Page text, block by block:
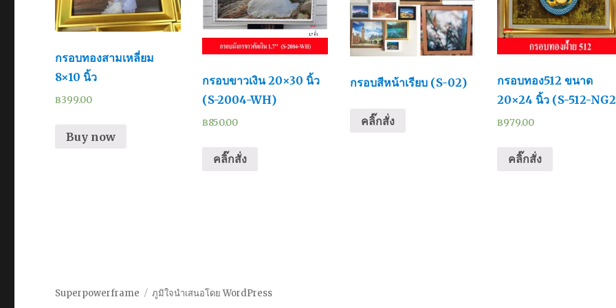
กรอบทองสามเหลี่ยม
8×10 นิ้ว
฿399.00
Buy now
กรอบขาวเงิน 20×30 นิ้ว
(S-2004-WH)
฿850.00
คลิ๊กสั่ง
กรอบสีหน้าเรียบ (S-02)
คลิ๊กสั่ง
กรอบทอง512 ขนาด
20×24 นิ้ว (S-512-
฿979.00
คลิ๊กสั่ง
Superpowerframe ภูมิใจนำเสนอโดย WordPress